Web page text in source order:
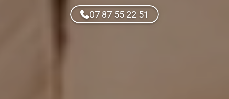
07 87 55 22 51